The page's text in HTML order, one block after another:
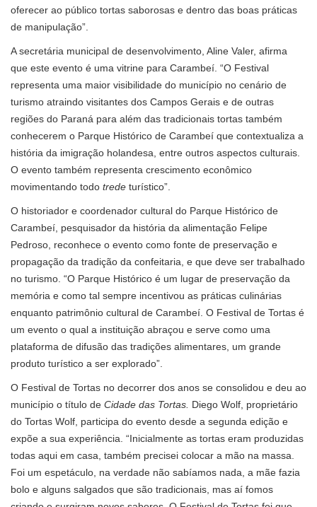
oferecer ao público tortas saborosas e dentro das boas práticas
de manipulação”.
A secretária municipal de desenvolvimento, Aline Valer, afirma
que este evento é uma vitrine para Carambeí. “O Festival
representa uma maior visibilidade do município no cenário de
turismo atraindo visitantes dos Campos Gerais e de outras
regiões do Paraná para além das tradicionais tortas também
conhecerem o Parque Histórico de Carambeí que contextualiza a
história da imigração holandesa, entre outros aspectos culturais.
O evento também representa crescimento econômico
movimentando todo trede turístico”.
O historiador e coordenador cultural do Parque Histórico de
Carambeí, pesquisador da história da alimentação Felipe
Pedroso, reconhece o evento como fonte de preservação e
propagação da tradição da confeitaria, e que deve ser trabalhado
no turismo. “O Parque Histórico é um lugar de preservação da
memória e como tal sempre incentivou as práticas culinárias
enquanto patrimônio cultural de Carambeí. O Festival de Tortas é
um evento o qual a instituição abraçou e serve como uma
plataforma de difusão das tradições alimentares, um grande
produto turístico a ser explorado”.
O Festival de Tortas no decorrer dos anos se consolidou e deu ao
município o título de Cidade das Tortas. Diego Wolf, proprietário
do Tortas Wolf, participa do evento desde a segunda edição e
expõe a sua experiência. “Inicialmente as tortas eram produzidas
todas aqui em casa, também precisei colocar a mão na massa.
Foi um espetáculo, na verdade não sabíamos nada, a mãe fazia
bolo e alguns salgados que são tradicionais, mas aí fomos